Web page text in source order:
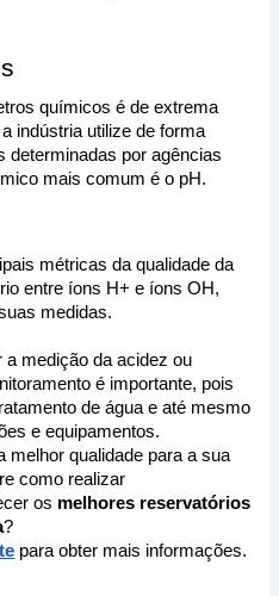
químicos é de extrema
indústria utilize de forma
determinadas por agências
mais comum é o pH.
métricas da qualidade da
entre íons H+ e íons OH,
medidas.
medição da acidez ou
é importante, pois
de água e até mesmo
e equipamentos.
melhor qualidade para a sua
como realizar
os melhores reservatórios
?
para obter mais informações.